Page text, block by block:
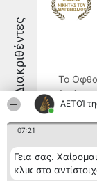
ΑΕΤΟΊ
07:21
Γεια σας.
κλικ στο
Διακριθέντες
Το
σημείο